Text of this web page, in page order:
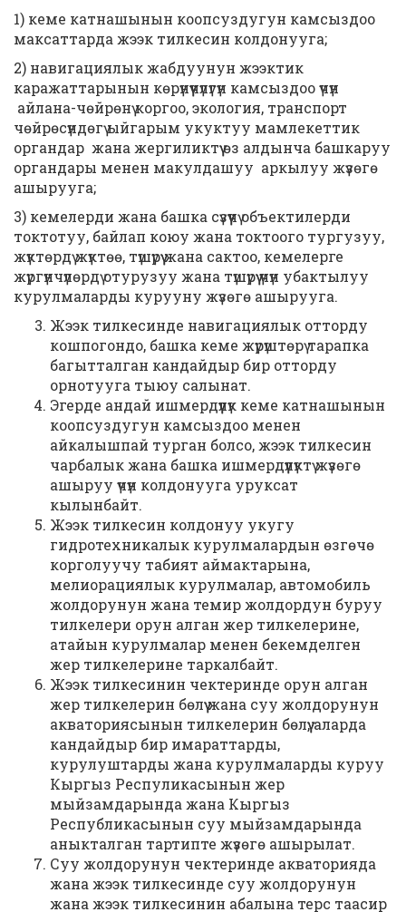
1) кеме катнашынын коопсуздугун камсыздоо
максаттарда жээк тилкесин колдонууга;
2) навигациялык жабдуунун жээктик
каражаттарынын көрүнүүчүлүгүн камсыздоо үчүн
айлана-чөйрөнү коргоо, экология, транспорт
чөйрөсүндөгү ыйгарым укуктуу мамлекеттик
органдар жана жергиликтүү өз алдынча башкаруу
органдары менен макулдашуу аркылуу жүзөгө
ашырууга;
3) кемелерди жана башка сүзүүчү объектилерди
токтотуу, байлап коюу жана токтоого тургузуу,
жүктөрдү жүктөө, түшүрүү жана сактоо, кемелерге
жүргүнчүлөрдү отурузуу жана түшүрүү үчүн убактылуу
курулмаларды курууну жүзөгө ашырууга.
Жээк тилкесинде навигациялык отторду
кошпогондо, башка кеме жүрүштөрү тарапка
багытталган кандайдыр бир отторду
орнотууга тыюу салынат.
Эгерде андай ишмердүүлүк кеме катнашынын
коопсуздугун камсыздоо менен
айкалышпай турган болсо, жээк тилкесин
чарбалык жана башка ишмердүүлүктү жүзөгө
ашыруу үчүн колдонууга уруксат
кылынбайт.
Жээк тилкесин колдонуу укугу
гидротехникалык курулмалардын өзгөчө
корголуучу табият аймактарына,
мелиорациялык курулмалар, автомобиль
жолдорунун жана темир жолдордун буруу
тилкелери орун алган жер тилкелерине,
атайын курулмалар менен бекемделген
жер тилкелерине таркалбайт.
Жээк тилкесинин чектеринде орун алган
жер тилкелерин бөлүү жана суу жолдорунун
акваториясынын тилкелерин бөлүү, аларда
кандайдыр бир имараттарды,
курулуштарды жана курулмаларды куруу
Кыргыз Респуликасынын жер
мыйзамдарында жана Кыргыз
Республикасынын суу мыйзамдарында
аныкталган тартипте жүзөгө ашырылат.
Суу жолдорунун чектеринде акваторияда
жана жээк тилкесинде суу жолдорунун
жана жээк тилкесинин абалына терс таасир